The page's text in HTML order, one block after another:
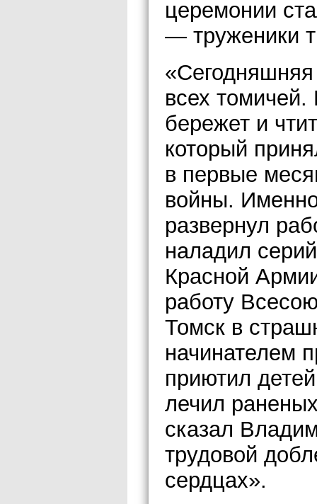
церемонии
— труженики
всех
бережет и
который
в первые
войны.
развернул
наладил
Красной
работу
Томск в
начинателем
приютил
лечил
сказал
трудовой
сердцах».